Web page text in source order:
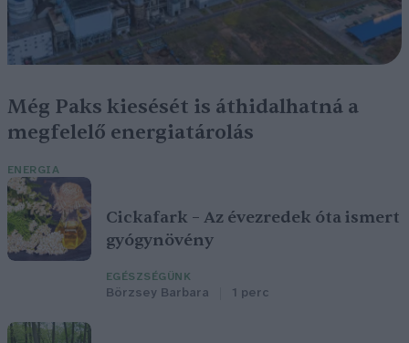
Még Paks kiesését is áthidalhatná a
megfelelő energiatárolás
ENERGIA
Cickafark – Az évezredek óta ismert
gyógynövény
EGÉSZSÉGÜNK
Börzsey Barbara 1 perc